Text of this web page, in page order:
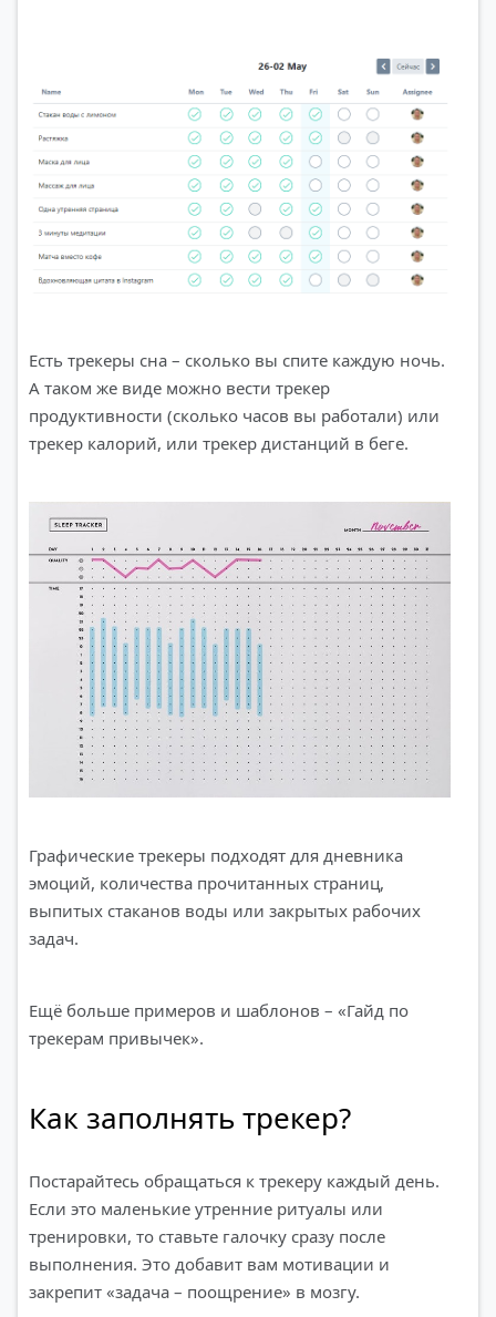
Есть трекеры сна – сколько вы спите каждую ночь.
А таком же виде можно вести трекер
продуктивности (сколько часов вы работали) или
трекер калорий, или трекер дистанций в беге.
Графические трекеры подходят для дневника
эмоций, количества прочитанных страниц,
выпитых стаканов воды или закрытых рабочих
задач.
Ещё больше примеров и шаблонов – «Гайд по
трекерам привычек».
Как заполнять трекер?
Постарайтесь обращаться к трекеру каждый день.
Если это маленькие утренние ритуалы или
тренировки, то ставьте галочку сразу после
выполнения. Это добавит вам мотивации и
закрепит «задача – поощрение» в мозгу.